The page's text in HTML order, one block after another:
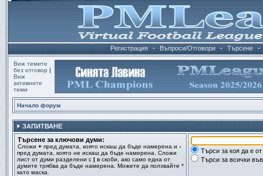
Регистрация • Въпроси/Отговори • Търсене •
Виж темите
без отговор |
Виж
активните
теми
Начало форум
ЗАПИТВАНЕ
Търсене за ключови думи:
Сложи + пред думата, която искаш да бъде намерена и -
пред думата, която не искаш да бъде намерена. Сложи
лист от думи разделени с | в скоби, ако само една от
думите трябва да бъде намерена. Можете да ползвайте *
като маска.
Търси за коя да е
Търси за всички